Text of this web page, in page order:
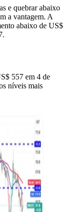
e quebrar abaixo
a vantagem. A
abaixo de US$
557 em 4 de
níveis mais